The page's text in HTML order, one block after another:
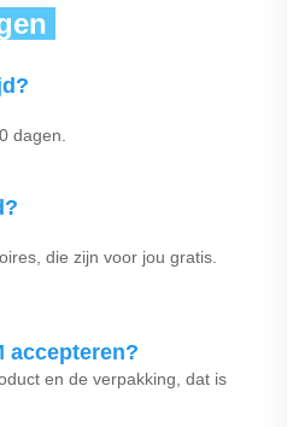
dagen.
die zijn voor jou gratis.
accepteren?
en de verpakking, dat is